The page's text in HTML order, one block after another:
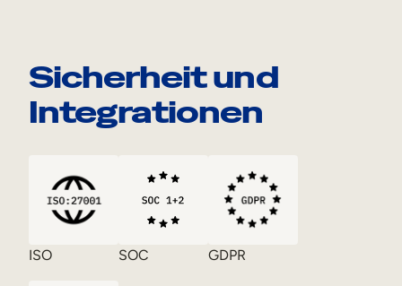
Sicherheit und
Integrationen
ISO SOC GDPR